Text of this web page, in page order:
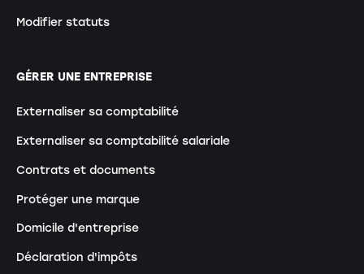
Modifier statuts
GÉRER UNE ENTREPRISE
Externaliser sa comptabilité
Externaliser sa comptabilité salariale
Contrats et documents
Protéger une marque
Domicile d'entreprise
Déclaration d'impôts